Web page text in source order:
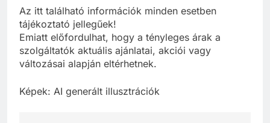
Az itt található információk minden esetben
tájékoztató jellegűek!
Emiatt előfordulhat, hogy a tényleges árak a
szolgáltatók aktuális ajánlatai, akciói vagy
változásai alapján eltérhetnek.
Képek: AI generált illusztrációk